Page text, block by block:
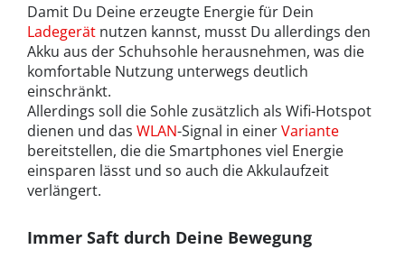
Damit Du Deine erzeugte Energie für Dein
Ladegerät nutzen kannst, musst Du allerdings den
Akku aus der Schuhsohle herausnehmen, was die
komfortable Nutzung unterwegs deutlich
einschränkt.
Allerdings soll die Sohle zusätzlich als Wifi-Hotspot
dienen und das WLAN-Signal in einerVariante
bereitstellen, die die Smartphones viel Energie
einsparen lässt und so auch die Akkulaufzeit
verlängert.
Immer Saft durch Deine Bewegung